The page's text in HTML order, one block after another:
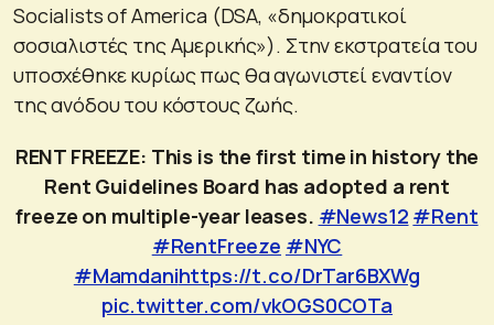
Socialists of America (DSA, «δημοκρατικοί
σοσιαλιστές της Αμερικής»). Στην εκστρατεία του
υποσχέθηκε κυρίως πως θα αγωνιστεί εναντίον
της ανόδου του κόστους ζωής.
RENT FREEZE: This is the first time in history the
Rent Guidelines Board has adopted a rent
freeze on multiple-year leases. #News12 #Rent
#RentFreeze #NYC
#Mamdanihttps://t.co/DrTar6BXWg
pic.twitter.com/vkOGS0COTa